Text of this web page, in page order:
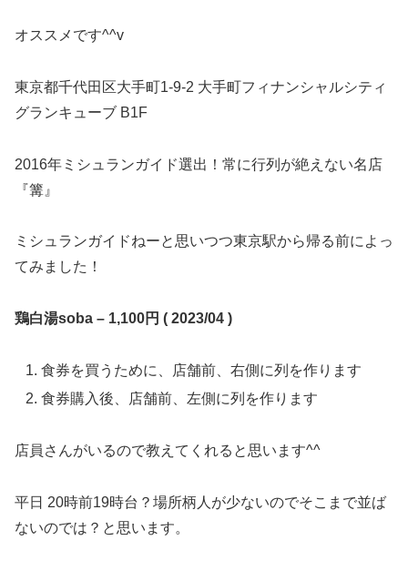
オススメです^^v
東京都千代田区大手町1-9-2 大手町フィナンシャルシティ
グランキューブ B1F
2016年ミシュランガイド選出！常に行列が絶えない名店
『篝』
ミシュランガイドねーと思いつつ東京駅から帰る前によっ
てみました！
鶏白湯soba – 1,100円 ( 2023/04 )
食券を買うために、店舗前、右側に列を作ります
食券購入後、店舗前、左側に列を作ります
店員さんがいるので教えてくれると思います^^
平日 20時前19時台？場所柄人が少ないのでそこまで並ば
ないのでは？と思います。